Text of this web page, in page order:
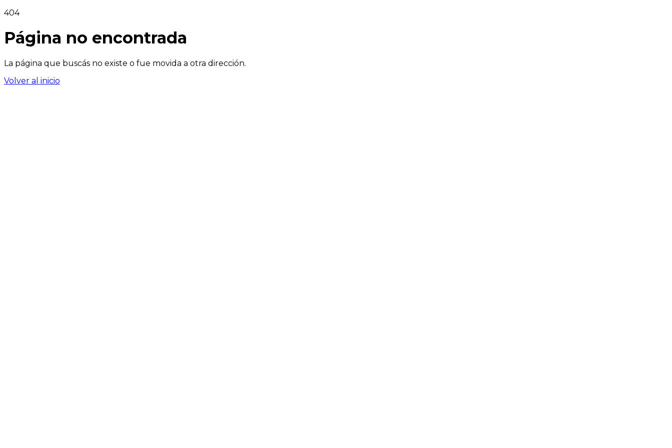
404
Página no encontrada
La página que buscás no existe o fue movida a otra dirección.
Volver al inicio